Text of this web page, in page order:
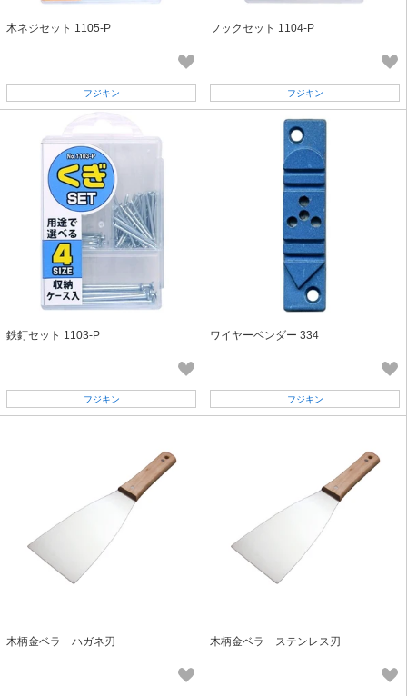
木ネジセット 1105-P
フジキン
フックセット 1104-P
フジキン
鉄釘セット 1103-P
フジキン
ワイヤーベンダー 334
フジキン
木柄金ベラ ハガネ刃 木柄金ベラ ステンレス刃